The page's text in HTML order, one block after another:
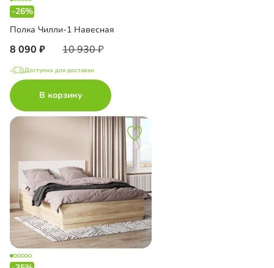
-26%
Полка Чилли-1 Навесная
8 090 10 930
Доступно для доставки
В корзину